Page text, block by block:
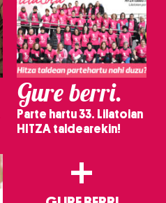
Gure berri.
Parte hartu 33. Lilatoian
HITZA taldearekin!
+